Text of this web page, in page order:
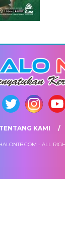
TENTANG KAMI
- ALL